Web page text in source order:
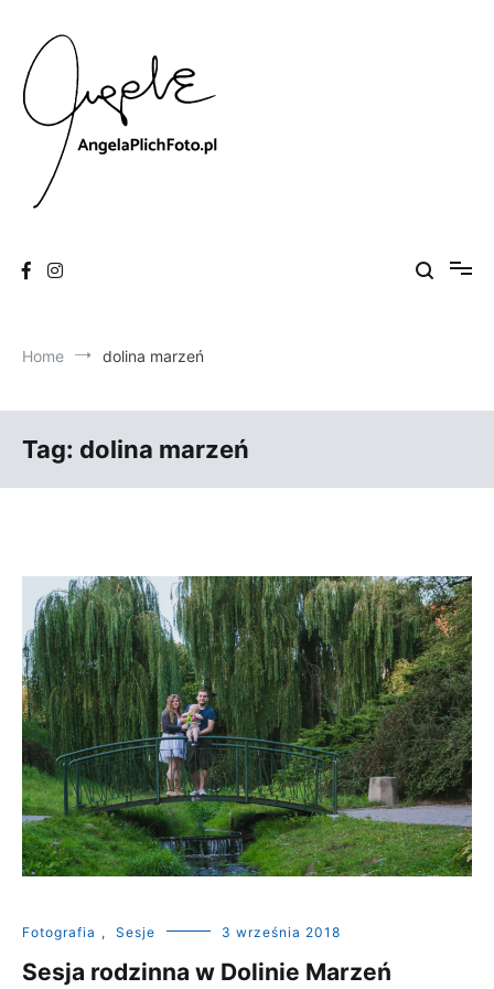
content
Home dolina marzeń
Tag: dolina marzeń
Fotografia , Sesje 3 września 2018
Sesja rodzinna w Dolinie Marzeń